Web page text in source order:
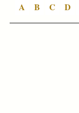
A B C D